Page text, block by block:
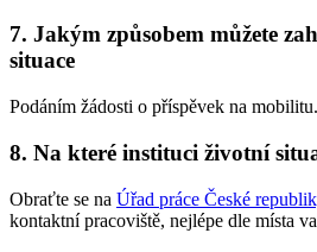
7. Jakým způsobem můžete
situace
Podáním žádosti o příspěvek na mobilitu.
8. Na které instituci životní
Obraťte se na Úřad práce České
kontaktní pracoviště, nejlépe dle místa